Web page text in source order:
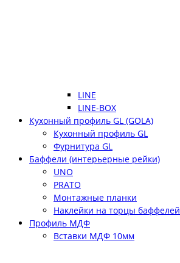
LINE
LINE-BOX
Кухонный профиль GL (GOLA)
Кухонный профиль GL
Фурнитура GL
Баффели (интерьерные рейки)
UNO
PRATO
Монтажные планки
Наклейки на торцы баффелей
Профиль МДФ
Вставки МДФ 10мм